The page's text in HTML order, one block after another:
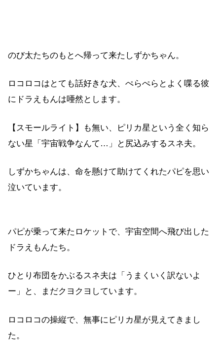
のび太たちのもとへ帰って来たしずかちゃん。
ロコロコはとても話好きな犬、ぺらぺらとよく喋る彼
にドラえもんは唖然とします。
【スモールライト】も無い、ピリカ星という全く知ら
ない星「宇宙戦争なんて…」と尻込みするスネ夫。
しずかちゃんは、命を懸けて助けてくれたパピを思い
泣いています。
パピが乗って来たロケットで、宇宙空間へ飛び出した
ドラえもんたち。
ひとり布団をかぶるスネ夫は「うまくいく訳ないよ
ー」と、まだクヨクヨしています。
ロコロコの操縦で、無事にピリカ星が見えてきまし
た。